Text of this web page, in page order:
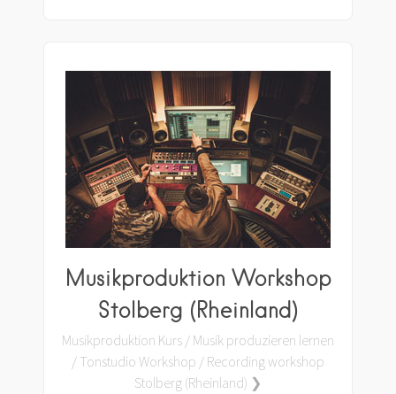
Musikproduktion Workshop
Stolberg (Rheinland)
Musikproduktion Kurs / Musik produzieren lernen
/ Tonstudio Workshop / Recording workshop
Stolberg (Rheinland) ❯